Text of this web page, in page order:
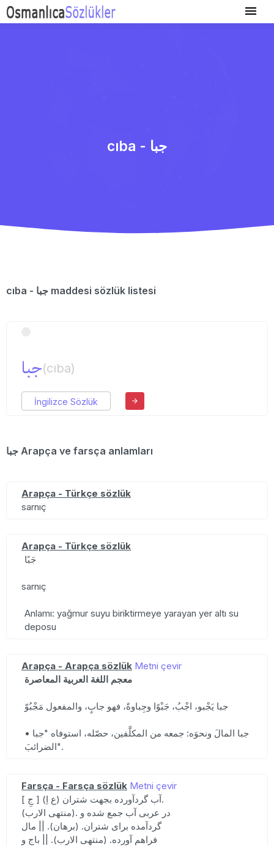
cıba - جبا
cıba - جبا maddesi sözlük listesi
جبا(cıba)
İngilizce Sözlük
جبا Arapça ve farsça anlamları
Arapça - Türkçe sözlük
sarnıç
Arapça - Türkçe sözlük
جَبًا
sarnıç
Anlamı: yağmur suyu biriktirmeye yarayan yer altı su
deposu
Arapça - Arapça sözlük Metni çevir
معجم اللغة العربية المعاصرة
جبا يَجْبو، اجْبُ، جَبْوًا وجِباوةً، فهو جابٍ، والمفعول مَجْبُوّ
• جبا المالَ ونحوَه: جمعه من المكلَّفين، حصّله، استوفاه "جبا
الضرائبَ".
Farsça - Farsça sözlük Metni çevir
[ جِ ] (ع اِ) آب گردآورده بجهت شتران.
(منتهی الارب). در عربی آب جمع شده و
گردآمده برای شتران. (برهان). || مال
فراهم آورده. (منتهی الارب). || باج و